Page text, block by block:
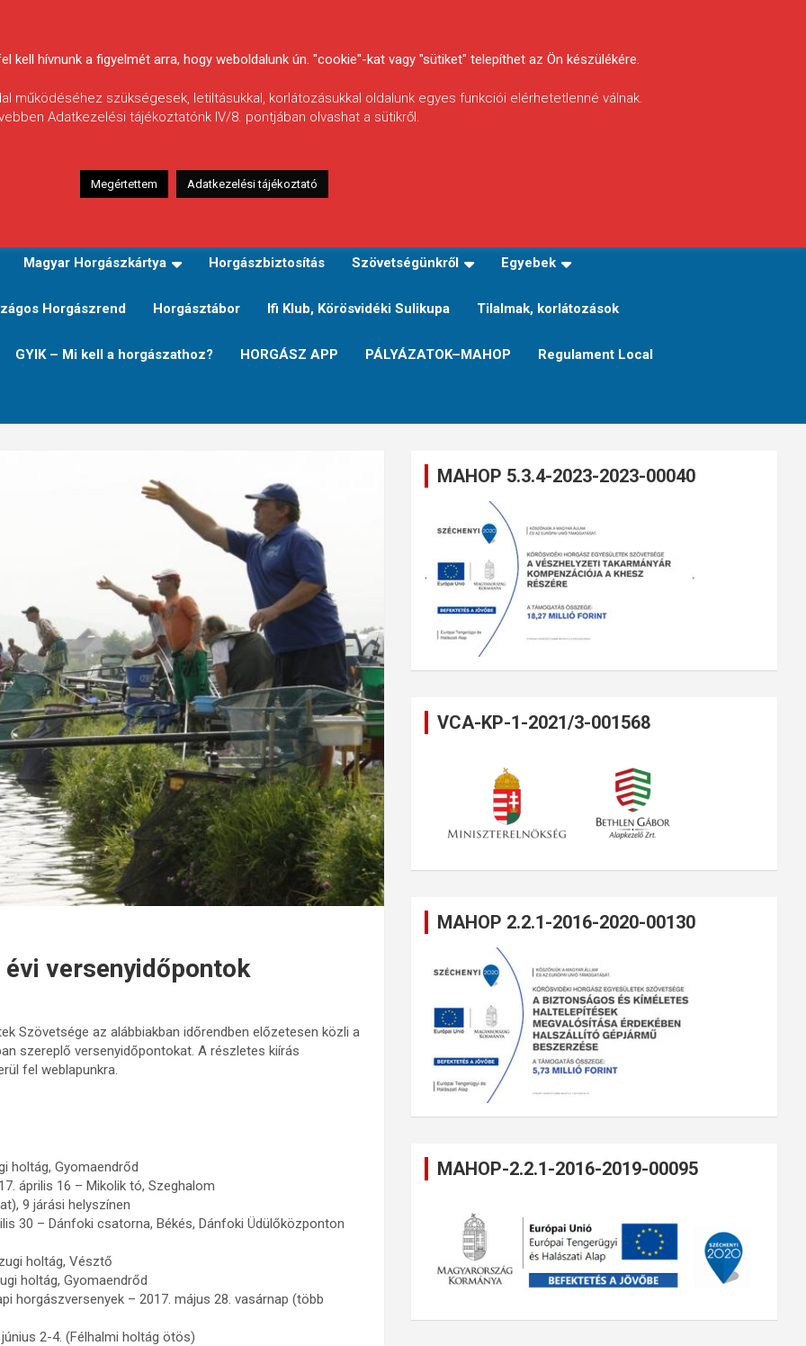
Magyar Horgászkártya Horgászbiztosítás Szövetségünkről Egyebek
Horgászrend Horgásztábor Ifi Klub, Körösvidéki Sulikupa Tilalmak, korlátozások
GYIK – Mi kell a horgászathoz? HORGÁSZ APP PÁLYÁZATOK–MAHOP Regulament Local
versenyidőpontok
Szövetsége az alábbiakban időrendben előzetesen közli a
szereplő versenyidőpontokat. A részletes kiírás
fel weblapunkra.
holtág, Gyomaendrőd
április 16 – Mikolik tó, Szeghalom
9 járási helyszínen
30 – Dánfoki csatorna, Békés, Dánfoki Üdülőközponton
holtág, Vésztő
holtág, Gyomaendrőd
horgászversenyek – 2017. május 28. vasárnap (több
2-4. (Félhalmi holtág ötös)
MAHOP 5.3.4-2023-2023-00040
VCA-KP-1-2021/3-001568
MAHOP 2.2.1-2016-2020-00130
MAHOP-2.2.1-2016-2019-00095
kell hívnunk a figyelmét arra, hogy weboldalunk ún. "cookie"-kat vagy "sütiket" telepíthet az Ön készülékére.
működéséhez szükségesek, letiltásukkal, korlátozásukkal oldalunk egyes funkciói elérhetetlenné válnak.
Adatkezelési tájékoztatónk IV/8. pontjában olvashat a sütikről.
Megértettem Adatkezelési tájékoztató